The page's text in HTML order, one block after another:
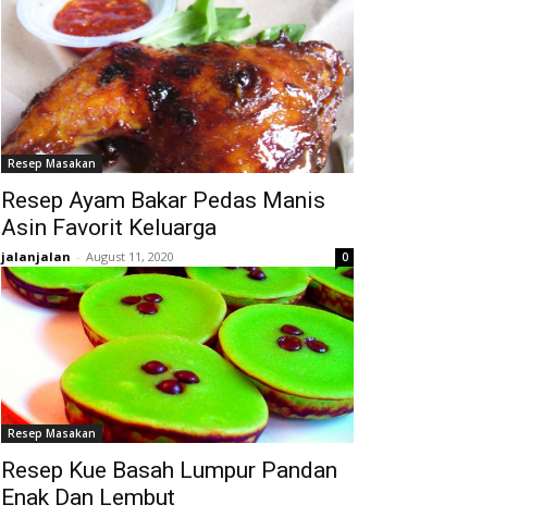
Resep Masakan
Resep Ayam Bakar Pedas Manis
Asin Favorit Keluarga
jalanjalan - August 11, 2020 0
Resep Masakan
Resep Kue Basah Lumpur Pandan
Enak Dan Lembut